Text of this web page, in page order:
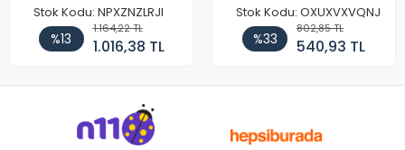
Stok Kodu: NPXZNZLRJI
%13
1.164,22 TL
1.016,38 TL
Stok Kodu: OXUXVXVQNJ
%33
802,85 TL
540,93 TL